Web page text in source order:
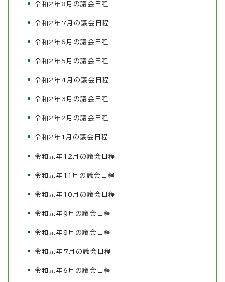
令和2年8月の議会日程
令和2年7月の議会日程
令和2年6月の議会日程
令和2年5月の議会日程
令和2年4月の議会日程
令和2年3月の議会日程
令和2年2月の議会日程
令和2年1月の議会日程
令和元年12月の議会日程
令和元年11月の議会日程
令和元年10月の議会日程
令和元年9月の議会日程
令和元年8月の議会日程
令和元年7月の議会日程
令和元年6月の議会日程